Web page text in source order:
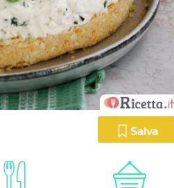
Salva